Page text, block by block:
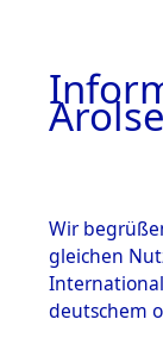
BILD
Wir
gleichen
deutschem